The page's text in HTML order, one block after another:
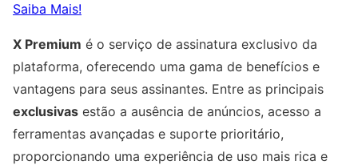
Saiba Mais!
X Premium é o serviço de assinatura exclusivo da
plataforma, oferecendo uma gama de benefícios e
vantagens para seus assinantes. Entre as principais
exclusivas estão a ausência de anúncios, acesso a
ferramentas avançadas e suporte prioritário,
proporcionando uma experiência de uso mais rica e